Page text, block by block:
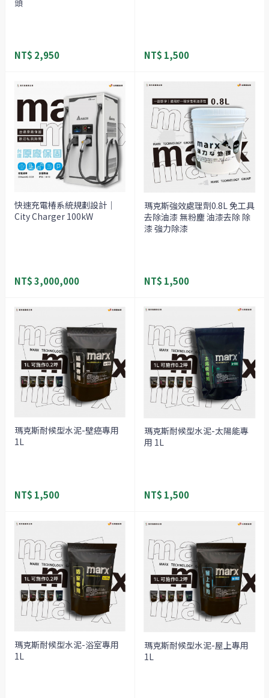
頭
NT$ 2,950 NT$ 1,500
快速充電椿系統規劃設計｜
City Charger 100kW
NT$ 3,000,000
瑪克斯強效處理劑0.8L 免工具
去除油漆 無粉塵 油漆去除 除
漆 強力除漆
NT$ 1,500
瑪克斯耐候型水泥-壁癌專用
1L
NT$ 1,500
瑪克斯耐候型水泥-太陽能專
用 1L
NT$ 1,500
瑪克斯耐候型水泥-浴室專用
1L
瑪克斯耐候型水泥-屋上專用
1L